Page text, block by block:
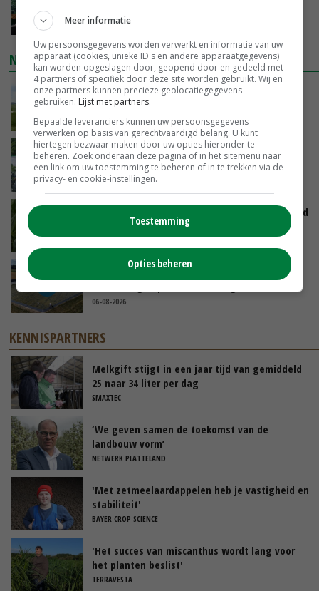
GISTEREN, 13:31
NIEUWSTE VIDEO'S
POAH!: John Deere 7730
GISTEREN, 10:00
Oekraïne-vlogger Kees Huizinga: ‘Bezoek van
de ambassade mag zelf groente plukken’
07-08-2026
Limburgse mais van Frijns doet het verrassend
Droogte veroorzaakt steeds meer problemen:
06-08-2026
KENNISPARTNERS
Melkgift stijgt in een jaar tijd van gemiddeld
25 naar 34 liter per dag
SMAXTEC
‘We geven samen de toekomst van de
landbouw vorm’
NETWERK PLATTELAND
'Met zetmeelaardappelen heb je vastigheid en
stabiliteit'
BAYER CROP SCIENCE
'Het succes van miscanthus wordt lang voor
het planten beslist'
TERRAVESTA
Meer informatie
Uw persoonsgegevens worden verwerkt en informatie van uw
apparaat (cookies, unieke ID's en andere apparaatgegevens)
kan worden opgeslagen door, geopend door en gedeeld met
4 partners of specifiek door deze site worden gebruikt. Wij en
onze partners kunnen precieze geolocatiegegevens
gebruiken. Lijst met partners.
Bepaalde leveranciers kunnen uw persoonsgegevens
verwerken op basis van gerechtvaardigd belang. U kunt
hiertegen bezwaar maken door uw opties hieronder te
beheren. Zoek onderaan deze pagina of in het sitemenu naar
een link om uw toestemming te beheren of in te trekken via de
privacy- en cookie-instellingen.
Toestemming
Opties beheren